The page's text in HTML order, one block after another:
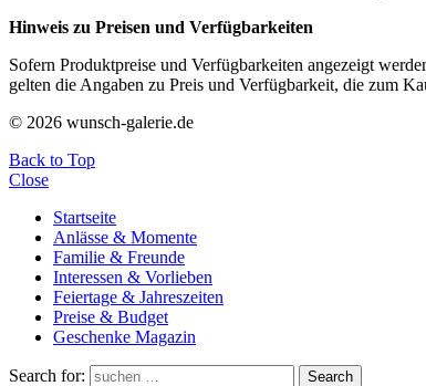
Hinweis zu Preisen und Verfügbarkeiten
Sofern Produktpreise und Verfügbarkeiten angezeigt
gelten die Angaben zu Preis und Verfügbarkeit, die zum
© 2026 wunsch-galerie.de
Back to Top
Close
Startseite
Anlässe & Momente
Familie & Freunde
Interessen & Vorlieben
Feiertage & Jahreszeiten
Preise & Budget
Geschenke Magazin
Search for: Search